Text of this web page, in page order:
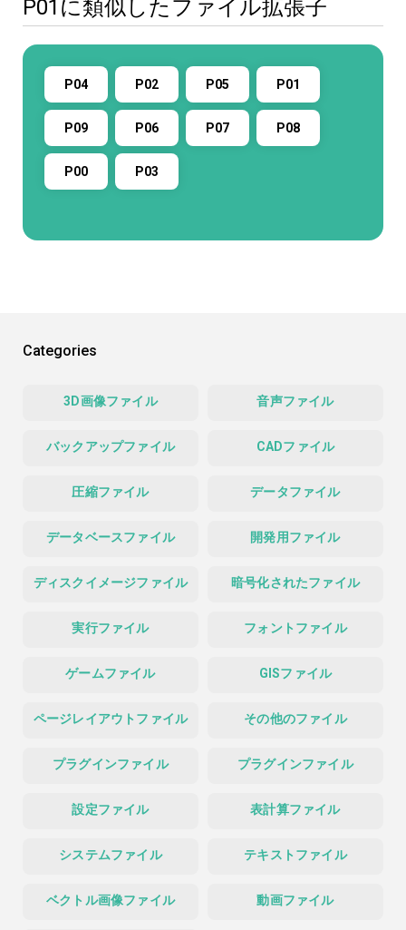
P01に類似したファイル拡張子
P04 P02 P05 P01
P09 P06 P07 P08
P00 P03
Categories
3D画像ファイル 音声ファイル
バックアップファイル CADファイル
圧縮ファイル データファイル
データベースファイル 開発用ファイル
ディスクイメージファイル 暗号化されたファイル
実行ファイル フォントファイル
ゲームファイル GISファイル
ページレイアウトファイル その他のファイル
プラグインファイル プラグインファイル
設定ファイル 表計算ファイル
システムファイル テキストファイル
ベクトル画像ファイル 動画ファイル